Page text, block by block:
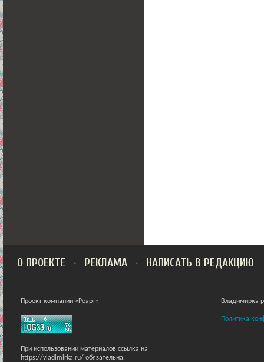
О ПРОЕКТЕ РЕКЛАМА НАПИСАТЬ В РЕДАКЦИЮ
Проект компании «Реарт»
При использовании материалов ссылка на
https://vladimirka.ru/ обязательна.
Владимирка
Политика